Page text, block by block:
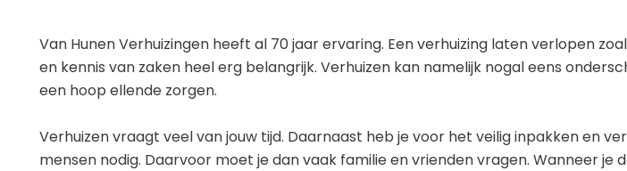
Van Hunen Verhuizingen heeft al 70 jaar ervaring. Een verhuizing laten verlopen
en kennis van zaken heel erg belangrijk. Verhuizen kan namelijk nogal eens
een hoop ellende zorgen.
Verhuizen vraagt veel van jouw tijd. Daarnaast heb je voor het veilig inpakken en
mensen nodig. Daarvoor moet je dan vaak familie en vrienden vragen. Wanneer je